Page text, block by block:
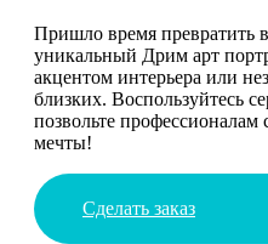
Пришло время превратить
уникальный Дрим арт
акцентом интерьера или
близких. Воспользуйтесь
позвольте профессионалам
мечты!
Сделать заказ